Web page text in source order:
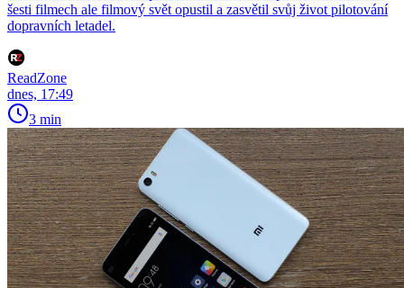
šesti filmech ale filmový svět opustil a zasvětil svůj život pilotování
dopravních letadel.
ReadZone
dnes, 17:49
3 min